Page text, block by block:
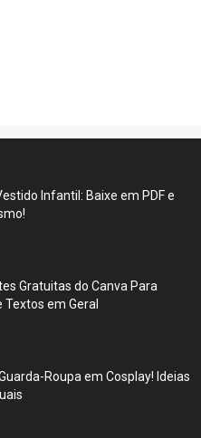
Infantil: Baixe em PDF e
Gratuitas do Canva Para
Textos em Geral
Roupa em Cosplay! Ideias